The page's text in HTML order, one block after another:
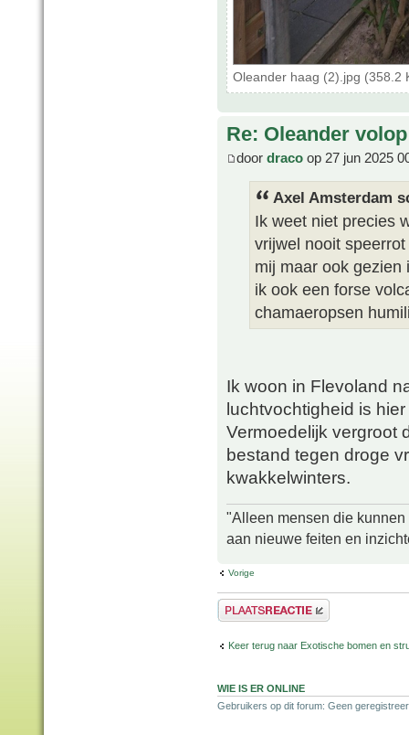
Oleander haag (2).jpg (358.2
Re: Oleander
door draco op 27 jun 2025
Axel Amsterdam
Ik weet niet precies
vrijwel nooit
mij maar ook gezien
ik ook een forse
chamaeropsen
Ik woon in Flevoland
luchtvochtigheid is
Vermoedelijk vergroot
bestand tegen droge
kwakkelwinters.
"Alleen mensen die
aan nieuwe feiten en
Vorige
Plaats een reactie
Keer terug naar Exotische bomen en
WIE IS ER ONLINE
Gebruikers op dit forum: Geen